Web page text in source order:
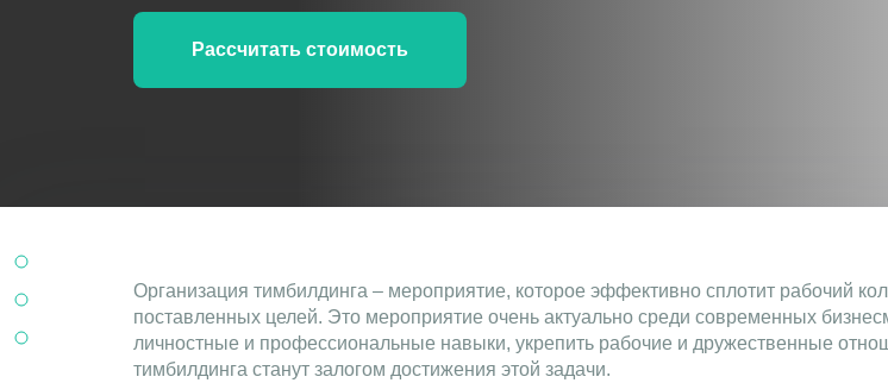
Рассчитать стоимость
Организация тимбилдинга – мероприятие, которое эффективно сплотит рабочий
поставленных целей. Это мероприятие очень актуально среди современных
личностные и профессиональные навыки, укрепить рабочие и дружественные
тимбилдинга станут залогом достижения этой задачи.